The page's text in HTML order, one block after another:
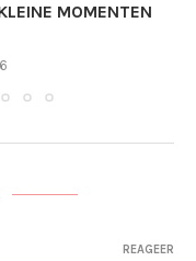
MOMENTEN
REAGEER